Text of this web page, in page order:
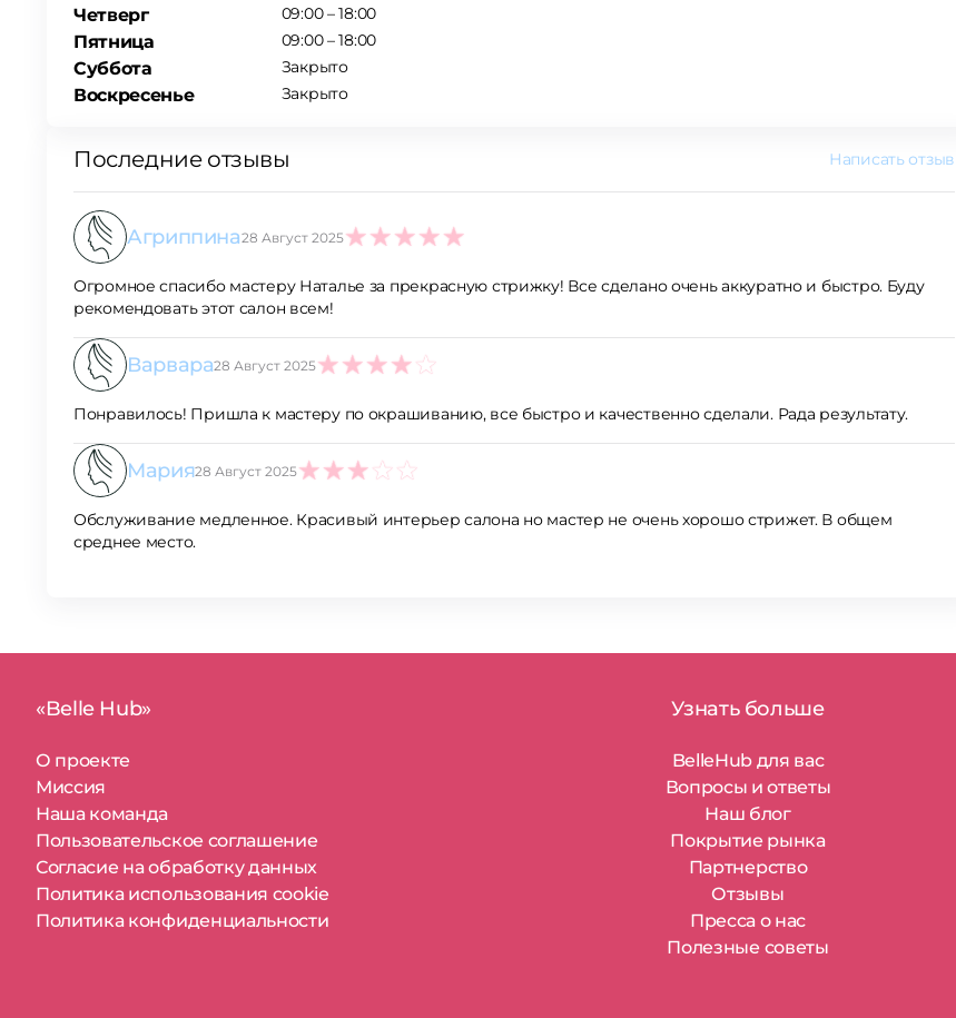
Четверг
Пятница
Суббота
Воскресенье
09:00 – 18:00
09:00 – 18:00
Закрыто
Закрыто
Последние отзывы Написать отзыв
Агриппина28 Август 2025
5
Огромное спасибо мастеру Наталье за прекрасную стрижку! Все сделано очень аккуратно и быстро. Буду
рекомендовать этот салон всем!
Варвара28 Август 2025
4
Понравилось! Пришла к мастеру по окрашиванию, все быстро и качественно сделали. Рада результату.
Мария28 Август 2025
3
Обслуживание медленное. Красивый интерьер салона но мастер не очень хорошо стрижет. В общем
среднее место.
«Belle Hub»
О проекте
Миссия
Наша команда
Пользовательское соглашение
Согласие на обработку данных
Политика использования cookie
Политика конфиденциальности
Узнать больше
BelleHub для вас
Вопросы и ответы
Наш блог
Покрытие рынка
Партнерство
Отзывы
Пресса о нас
Полезные советы